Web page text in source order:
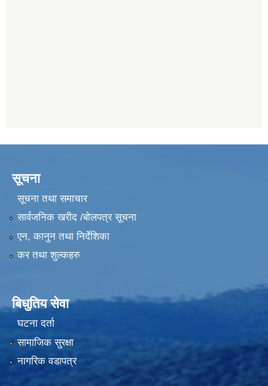
सूचना
सूचना तथा समाचार
सार्वजनिक खरीद /बोलपत्र सूचना
एन, कानुन तथा निर्देशिका
कर तथा शुल्कहरु
बिधुतिय सेवा
घटना दर्ता
सामाजिक सुरक्षा
नागरिक वडापत्र